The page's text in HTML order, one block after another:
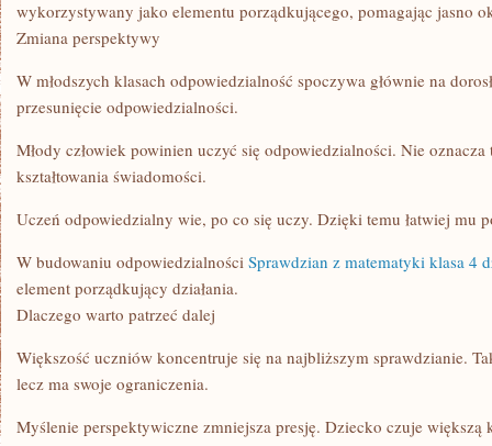
wykorzystywany jako elementu porządkującego, pomagając jasno
Zmiana perspektywy
W młodszych klasach odpowiedzialność spoczywa głównie na
przesunięcie odpowiedzialności.
Młody człowiek powinien uczyć się odpowiedzialności. Nie
kształtowania świadomości.
Uczeń odpowiedzialny wie, po co się uczy. Dzięki temu łatwiej mu
W budowaniu odpowiedzialności Sprawdzian z matematyki klasa 4
element porządkujący działania.
Dlaczego warto patrzeć dalej
Większość uczniów koncentruje się na najbliższym sprawdzianie.
lecz ma swoje ograniczenia.
Myślenie perspektywiczne zmniejsza presję. Dziecko czuje większą